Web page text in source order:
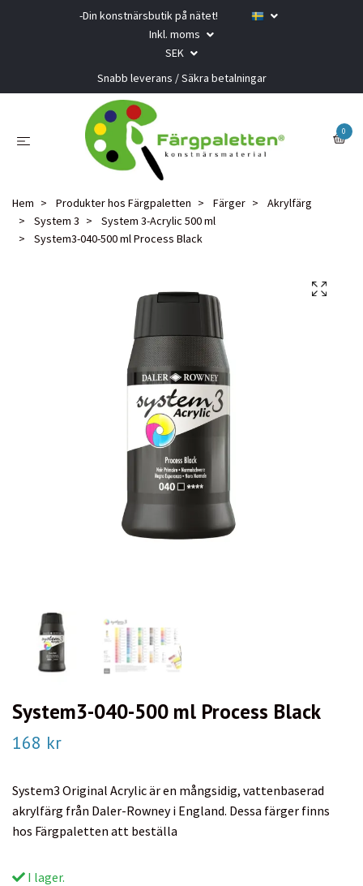
-Din konstnärsbutik på nätet!
Inkl. moms
SEK
Snabb leverans / Säkra betalningar
0
Hem Produkter hos Färgpaletten Färger
Akrylfärg
System 3
System 3-Acrylic 500 ml
System3-040-500 ml Process Black
System3-040-500 ml Process Black
168 kr
System3 Original Acrylic är en mångsidig, vattenbaserad
akrylfärg från Daler-Rowney i England. Dessa färger finns
hos Färgpaletten att beställa
I lager.